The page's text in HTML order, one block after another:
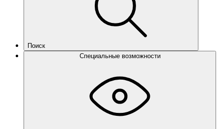
Поиск
Специальные возможности